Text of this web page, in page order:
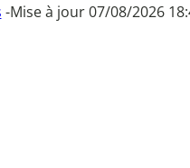
-Mise à jour 07/08/2026